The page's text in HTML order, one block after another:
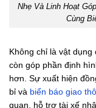
Nhẹ Và Linh Hoạt
Cùng
Không chỉ là vật
còn góp phần định
hơn. Sự xuất hiện
bỉ và biển báo giao
quan, hỗ trợ tài xế